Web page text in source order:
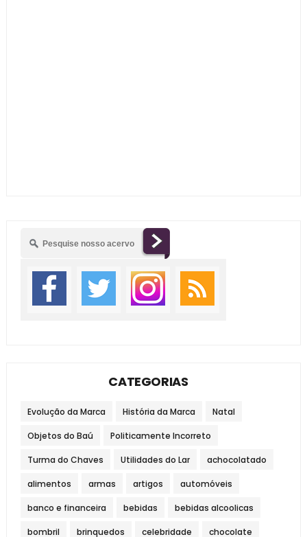
CATEGORIAS
Evolução da Marca História da Marca Natal
Objetos do Baú Politicamente Incorreto
Turma do Chaves Utilidades do Lar achocolatado
alimentos armas artigos automóveis
banco e financeira bebidas bebidas alcoolicas
bombril brinquedos celebridade chocolate